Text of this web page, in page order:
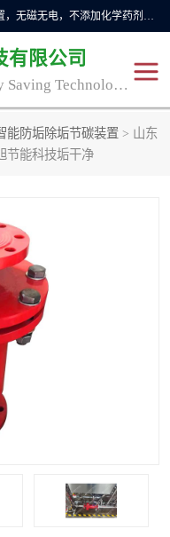
自主研发生产的CPMR全智能防垢除垢节碳装置，无磁无电，不添加化学药剂，*了国内纯物理除垢技术领域空白，其性能处于国际领先水平。广泛应用于石油炼化、钢铁冶炼、电力、煤矿、化工、供暖、压铸、汽车制造、涉水家电等行业。
有限公司
Nanjing Chaoxu Energy Saving Technology Co., Ltd
能防垢除垢节碳装置 > 山东
节能科技垢干净
全智能防垢除垢节
蜡除蜡
炉除垢
商用防垢器/家用防
器碳燃油催化器